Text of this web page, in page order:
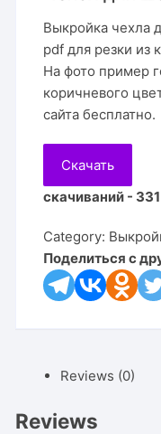
Выкройка чехла
pdf для резки из
На фото пример
коричневого
сайта бесплатно.
Скачать
скачиваний - 331
Category:
Поделиться с
Reviews (0)
Reviews